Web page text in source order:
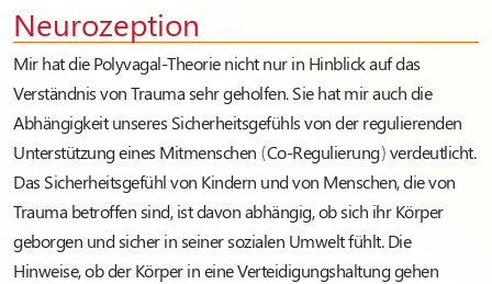
Neurozeption
Mir hat die Polyvagal-Theorie nicht nur in Hinblick auf das
Verständnis von Trauma sehr geholfen. Sie hat mir auch die
Abhängigkeit unseres Sicherheitsgefühls von der regulierenden
Unterstützung eines Mitmenschen (Co-Regulierung) verdeutlicht.
Das Sicherheitsgefühl von Kindern und von Menschen, die von
Trauma betroffen sind, ist davon abhängig, ob sich ihr Körper
geborgen und sicher in seiner sozialen Umwelt fühlt. Die
Hinweise, ob der Körper in eine Verteidigungshaltung gehen